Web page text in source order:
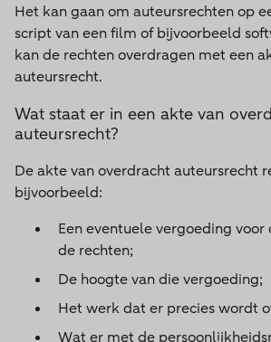
Het kan gaan om auteursrechten op
script van een film of bijvoorbeeld
kan de rechten overdragen met een
auteursrecht.
Wat staat er in een akte van
auteursrecht?
De akte van overdracht auteursrecht
bijvoorbeeld:
Een eventuele vergoeding
de rechten;
De hoogte van die vergoeding;
Het werk dat er precies wordt
Wat er met de